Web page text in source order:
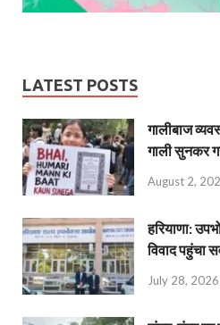
LATEST POSTS
गालीबाज
गाली सुनकर
August 2,
हरियाणा:
विवाद पहुंचा
July 28, 2026